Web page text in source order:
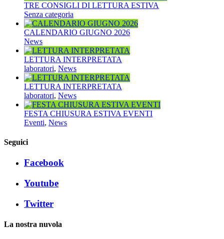
TRE CONSIGLI DI LETTURA ESTIVA
Senza categoria
CALENDARIO GIUGNO 2026
News
LETTURA INTERPRETATA
laboratori, News
LETTURA INTERPRETATA
laboratori, News
FESTA CHIUSURA ESTIVA EVENTI
Eventi, News
Seguici
Facebook
Youtube
Twitter
La nostra nuvola